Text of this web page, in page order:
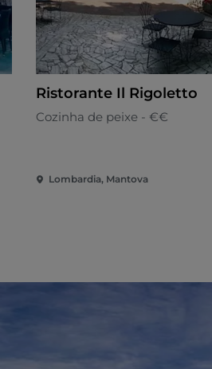
Ristorante Il Rigoletto
Cozinha de peixe - €€
Lombardia, Mantova